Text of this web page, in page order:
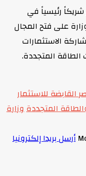
شريكاً رئيسياً في
على فتح المجال
الاستثمارات
المتجددة.
القابضة للاستثمار
المتجددةوزارة
أرسل بريدا إلكترونيا